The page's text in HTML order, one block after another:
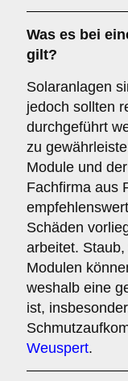
Was es bei
gilt?
Solaranlagen
jedoch sollten
durchgeführt
zu
Module und
Fachfirma aus
Schäden
arbeitet.
Modulen
weshalb eine
ist,
Weuspert.